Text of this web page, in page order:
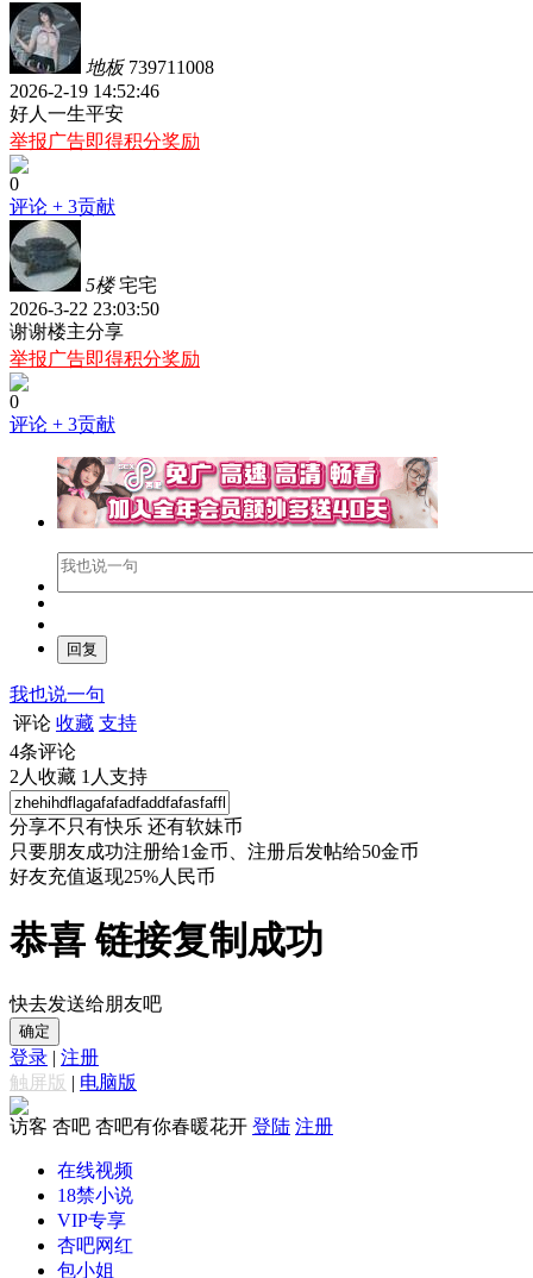
地板 739711008
2026-2-19 14:52:46
好人一生平安
举报广告即得积分奖励
0
评论 + 3贡献
5楼 宅宅
2026-3-22 23:03:50
谢谢楼主分享
举报广告即得积分奖励
0
评论 + 3贡献
我也说一句
评论 收藏 支持
4条评论
2 人收藏 1 人支持
分享不只有快乐 还有软妹币
只要朋友成功注册给1金币、注册后发帖给50金币
好友充值返现25%人民币
恭喜 链接复制成功
快去发送给朋友吧
确定
登录
注册
触屏版
电脑版
访客 杏吧 杏吧有你春暖花开 登陆 注册
在线视频
18禁小说
VIP专享
杏吧网红
包小姐